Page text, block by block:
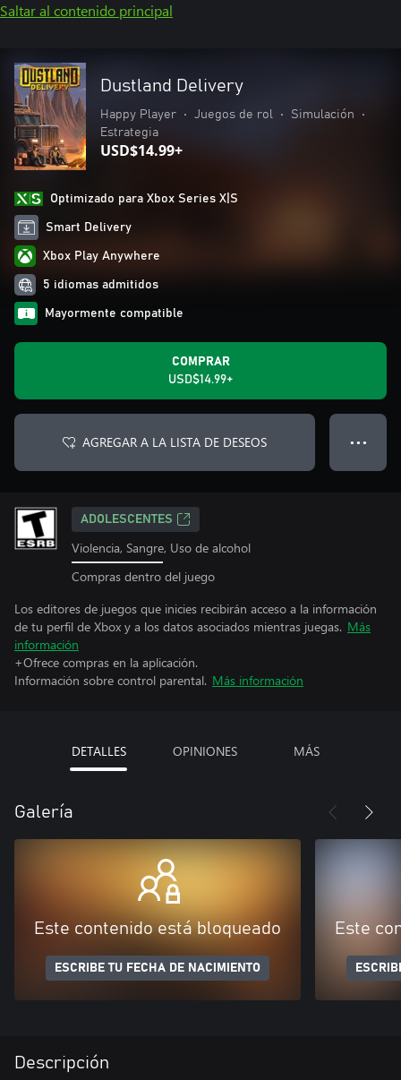
Saltar al contenido principal
Dustland Delivery
Happy Player • Juegos de rol • Simulación
•
Estrategia
USD$14.99+
Optimizado para Xbox Series X|S
Smart Delivery
Xbox Play Anywhere
5 idiomas admitidos
Mayormente compatible
COMPRAR
USD$14.99+
AGREGAR A LA LISTA DE DESEOS ● ● ●
ADOLESCENTES
Violencia, Sangre, Uso de alcohol
Compras dentro del juego
Los editores de juegos que inicies recibirán acceso a la información
de tu perfil de Xbox y a los datos asociados mientras juegas. Más
información
+Ofrece compras en la aplicación.
Información sobre control parental. Más información
DETALLES OPINIONES MÁS
Galería
Este contenido está bloqueado
ESCRIBE TU FECHA DE NACIMIENTO
Este
Descripción